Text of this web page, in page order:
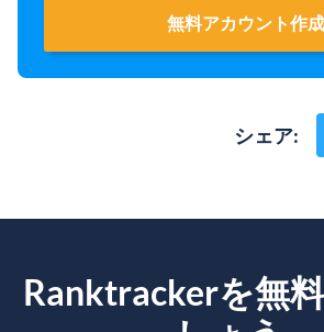
無料アカウント作成
シェア:
Ranktrackerを無